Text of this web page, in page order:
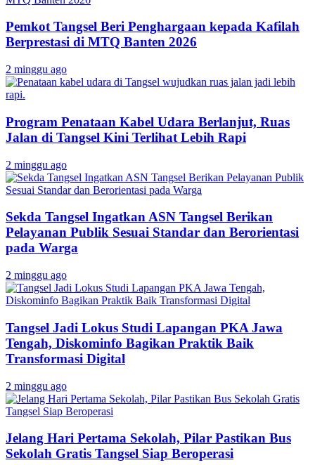
Pemkot Tangsel Beri Penghargaan kepada Kafilah
Berprestasi di MTQ Banten 2026
2 minggu ago
Program Penataan Kabel Udara Berlanjut, Ruas
Jalan di Tangsel Kini Terlihat Lebih Rapi
2 minggu ago
Sekda Tangsel Ingatkan ASN Tangsel Berikan
Pelayanan Publik Sesuai Standar dan Berorientasi
pada Warga
2 minggu ago
Tangsel Jadi Lokus Studi Lapangan PKA Jawa
Tengah, Diskominfo Bagikan Praktik Baik
Transformasi Digital
2 minggu ago
Jelang Hari Pertama Sekolah, Pilar Pastikan Bus
Sekolah Gratis Tangsel Siap Beroperasi